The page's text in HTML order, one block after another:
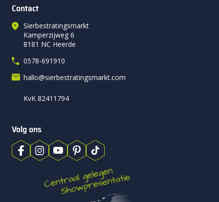
Contact
Sierbestratingsmarkt
Kamperzijweg 6
8181 NC Heerde
0578-691910
hallo@sierbestratingsmarkt.com
KvK 82411794
Volg ons